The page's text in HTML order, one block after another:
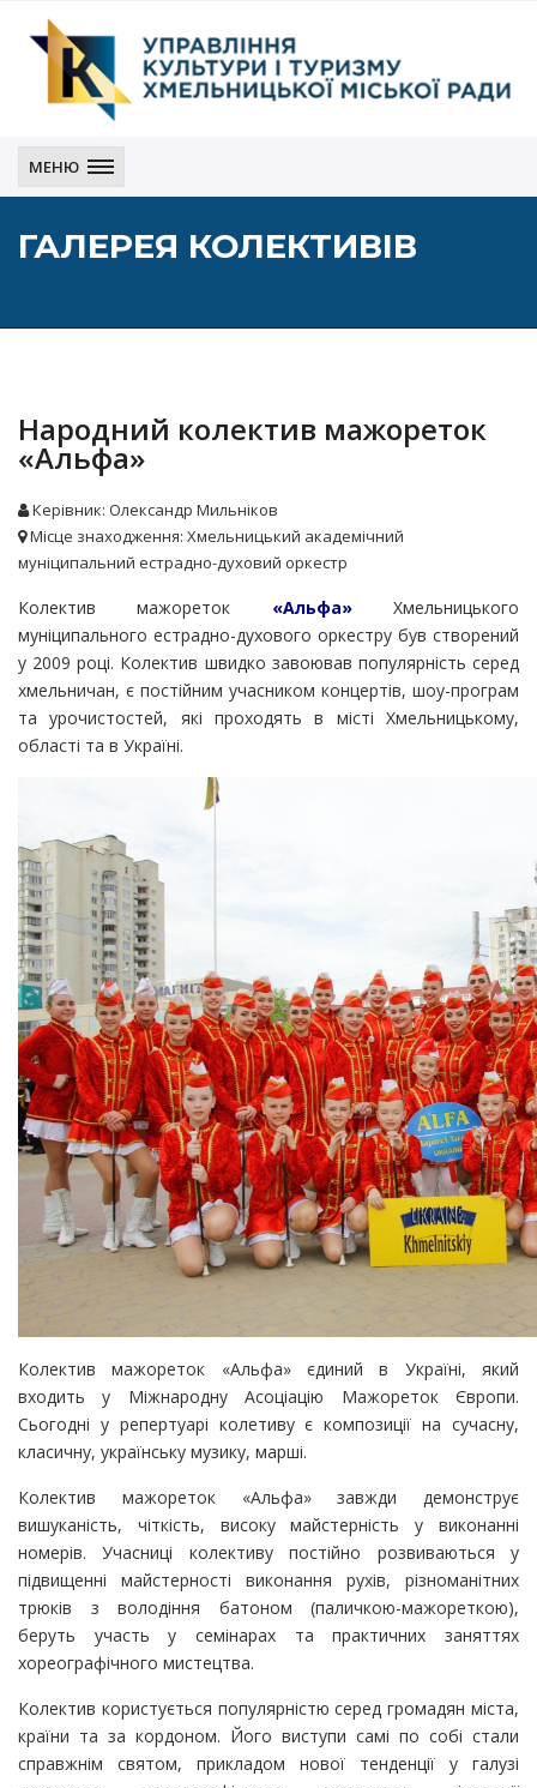
культури
і
Хмельницької
МЕНЮ
ГАЛЕРЕЯ КОЛЕКТИВІВ
Народний колектив мажореток
«Альфа»
Керівник: Олександр Мильніков
Місце знаходження: Хмельницький академічний
муніципальний естрадно-духовий оркестр
Колектив мажореток «Альфа»Хмельницького
муніципального естрадно-духового оркестру був створений
у 2009 році. Колектив швидко завоював популярність серед
хмельничан, є постійним учасником концертів, шоу-програм
та урочистостей, які проходять в місті Хмельницькому,
області та в Україні.
Колектив мажореток «Альфа» єдиний в Україні, який
входить у Міжнародну Асоціацію Мажореток Європи.
Сьогодні у репертуарі колетиву є композиції на сучасну,
класичну, українську музику, марші.
Колектив мажореток «Альфа» завжди демонструє
вишуканість, чіткість, високу майстерність у виконанні
номерів. Учасниці колективу постійно розвиваються у
підвищенні майстерності виконання рухів, різноманітних
трюків з володіння батоном (паличкою-мажореткою),
беруть участь у семінарах та практичних заняттях
хореографічного мистецтва.
Колектив користується популярністю серед громадян міста,
країни та за кордоном. Його виступи самі по собі стали
справжнім святом, прикладом нової тенденції у галузі